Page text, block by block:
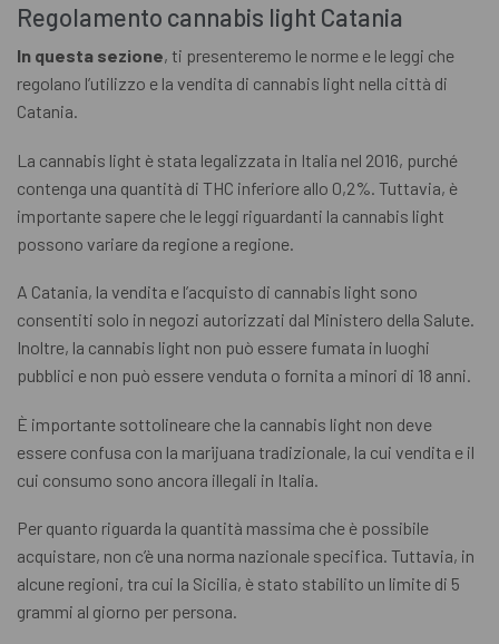
Regolamento cannabis light Catania
In questa sezione, ti presenteremo le norme e le leggi che
regolano l’utilizzo e la vendita di cannabis light nella città di
Catania.
La cannabis light è stata legalizzata in Italia nel 2016, purché
contenga una quantità di THC inferiore allo 0,2%. Tuttavia, è
importante sapere che le leggi riguardanti la cannabis light
possono variare da regione a regione.
A Catania, la vendita e l’acquisto di cannabis light sono
consentiti solo in negozi autorizzati dal Ministero della Salute.
Inoltre, la cannabis light non può essere fumata in luoghi
pubblici e non può essere venduta o fornita a minori di 18 anni.
È importante sottolineare che la cannabis light non deve
essere confusa con la marijuana tradizionale, la cui vendita e il
cui consumo sono ancora illegali in Italia.
Per quanto riguarda la quantità massima che è possibile
acquistare, non c’è una norma nazionale specifica. Tuttavia, in
alcune regioni, tra cui la Sicilia, è stato stabilito un limite di 5
grammi al giorno per persona.